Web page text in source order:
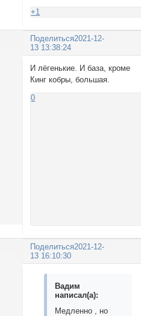
+1
Поделиться2021-12-
13 13:38:24
И лёгенькие. И база, кроме
Кинг кобры, большая.
0
Поделиться2021-12-
13 16:10:30
Вадим
написал(а):
Медленно , но